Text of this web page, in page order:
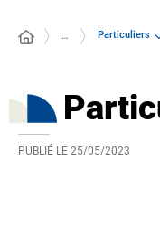
… Particuliers
PUBLIÉ LE 25/05/2023